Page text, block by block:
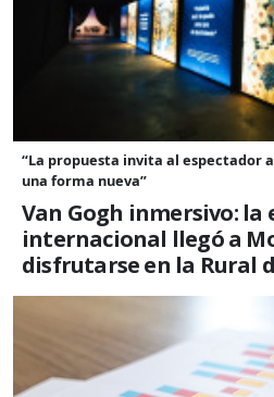
“La propuesta invita al espectador
una forma nueva”
Van Gogh inmersivo: la
internacional llegó a
disfrutarse en la Rural